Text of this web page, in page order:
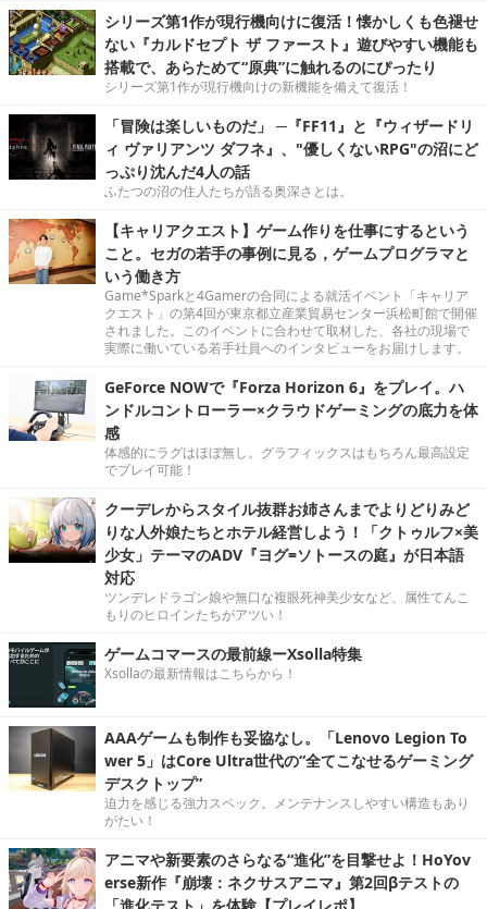
シリーズ第1作が現行機向けに復活！懐かしくも色褪せ
ない『カルドセプト ザ ファースト』遊びやすい機能も
搭載で、あらためて“原典”に触れるのにぴったり
シリーズ第1作が現行機向けの新機能を備えて復活！
「冒険は楽しいものだ」 ─『FF11』と『ウィザードリ
ィ ヴァリアンツ ダフネ』、"優しくないRPG"の沼にど
っぷり沈んだ4人の話
ふたつの沼の住人たちが語る奥深さとは。
【キャリアクエスト】ゲーム作りを仕事にするという
こと。セガの若手の事例に見る，ゲームプログラマと
いう働き方
Game*Sparkと4Gamerの合同による就活イベント「キャリア
クエスト」の第4回が東京都立産業貿易センター浜松町館で開催
されました。このイベントに合わせて取材した、各社の現場で
実際に働いている若手社員へのインタビューをお届けします。
GeForce NOWで『Forza Horizon 6』をプレイ。ハ
ンドルコントローラー×クラウドゲーミングの底力を体
感
体感的にラグはほぼ無し。グラフィックスはもちろん最高設定
でプレイ可能！
クーデレからスタイル抜群お姉さんまでよりどりみど
りな人外娘たちとホテル経営しよう！「クトゥルフ×美
少女」テーマのADV『ヨグ=ソトースの庭』が日本語
対応
ツンデレドラゴン娘や無口な複眼死神美少女など、属性てんこ
もりのヒロインたちがアツい！
ゲームコマースの最前線ーXsolla特集
Xsollaの最新情報はこちらから！
AAAゲームも制作も妥協なし。「Lenovo Legion To
wer 5」はCore Ultra世代の“全てこなせるゲーミング
デスクトップ”
迫力を感じる強力スペック。メンテナンスしやすい構造もあり
がたい！
アニマや新要素のさらなる“進化”を目撃せよ！HoYov
erse新作『崩壊：ネクサスアニマ』第2回βテストの